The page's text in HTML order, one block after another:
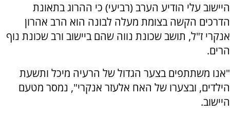
היישוב עלי הודיע הערב (רביעי) כי ההרוג בתאונת
הדרכים הקשה בצומת מעלה לבונה הוא הרב אהרון
אנקרי ז"ל, תושב שכונת נווה שהם ביישוב ורב שכונת נוף
הרים.
"אנו משתתפים בצער הגדול של הרעיה מיכל ותשעת
הילדים, ובצערו של האח אלעזר אנקרי", נמסר מטעם
היישוב.